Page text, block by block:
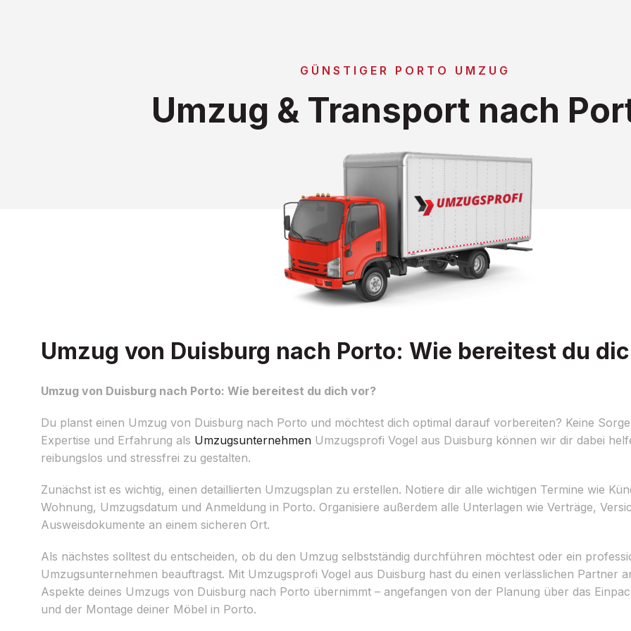
GÜNSTIGER PORTO UMZUG
Umzug & Transport nach
Umzug von Duisburg nach Porto: Wie bereitest du
Umzug von Duisburg nach Porto: Wie bereitest du dich vor?
Du planst einen Umzug von Duisburg nach Porto und möchtest dich optimal darauf vorbereiten? Keine
Expertise und Erfahrung als Umzugsunternehmen Umzugsprofi Vogel aus Duisburg können wir dir dabei
reibungslos und stressfrei zu gestalten.
Zunächst ist es wichtig, einen detaillierten Umzugsplan zu erstellen. Notiere dir alle wichtigen Termine wie
Wohnung, Umzugsdatum und Anmeldung in Porto. Organisiere außerdem alle Unterlagen wie Verträge,
Ausweisdokumente an einem sicheren Ort.
Als nächstes solltest du entscheiden, ob du den Umzug selbstständig durchführen möchtest oder ein
Umzugsunternehmen beauftragst. Mit Umzugsprofi Vogel aus Duisburg hast du einen verlässlichen Partner
Aspekte deines Umzugs von Duisburg nach Porto übernimmt – angefangen von der Planung über das
und der Montage deiner Möbel in Porto.